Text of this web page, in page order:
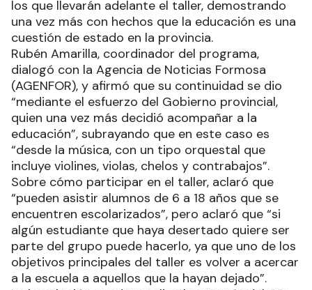
los que llevarán adelante el taller, demostrando
una vez más con hechos que la educación es una
cuestión de estado en la provincia.
Rubén Amarilla, coordinador del programa,
dialogó con la Agencia de Noticias Formosa
(AGENFOR), y afirmó que su continuidad se dio
“mediante el esfuerzo del Gobierno provincial,
quien una vez más decidió acompañar a la
educación”, subrayando que en este caso es
“desde la música, con un tipo orquestal que
incluye violines, violas, chelos y contrabajos”.
Sobre cómo participar en el taller, aclaró que
“pueden asistir alumnos de 6 a 18 años que se
encuentren escolarizados”, pero aclaró que “si
algún estudiante que haya desertado quiere ser
parte del grupo puede hacerlo, ya que uno de los
objetivos principales del taller es volver a acercar
a la escuela a aquellos que la hayan dejado”.